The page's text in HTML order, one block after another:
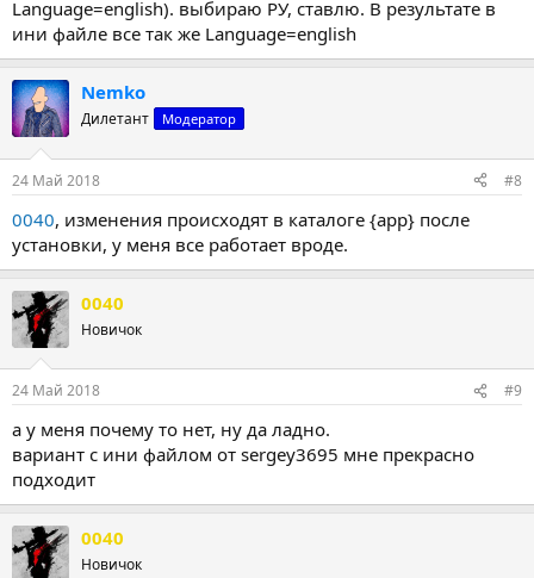
Language=english). выбираю РУ, ставлю. В результате в
ини файле все так же Language=english
Nemko
Дилетант Модератор
24 Май 2018 #8
0040, изменения происходят в каталоге {app} после
установки, у меня все работает вроде.
0040
Новичок
24 Май 2018 #9
а у меня почему то нет, ну да ладно.
вариант с ини файлом от sergey3695 мне прекрасно
подходит
0040
Новичок